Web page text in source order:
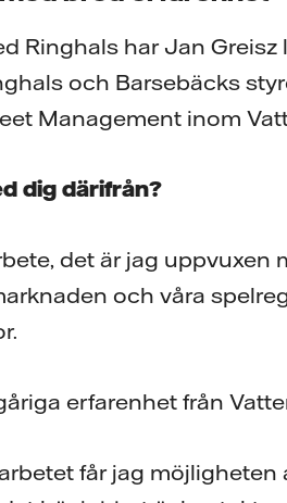
Ringhals har Jan
och Barsebäcks
Management inom
dig därifrån?
det är jag
och våra
erfarenhet från
får jag